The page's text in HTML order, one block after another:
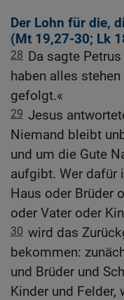
Der Lohn für die,
(Mt 19,27-30; Lk
28 Da sagte
haben alles
gefolgt.«
29 Jesus
Niemand bleibt
und um die Gute
aufgibt. Wer dafür
Haus oder Brüder
oder Vater oder
30 wird das
bekommen:
und Brüder und
Kinder und Felder,